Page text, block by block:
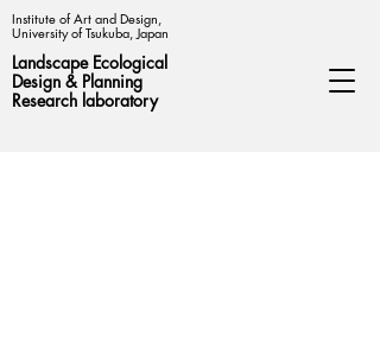
Institute of Art and Design,
University of Tsukuba, Japan
Landscape Ecological
Design & Planning
Research laboratory